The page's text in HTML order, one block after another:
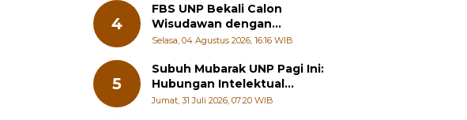
4
FBS UNP Bekali Calon
Wisudawan dengan
Wawasan Karier Global dan
Selasa, 04 Agustus 2026, 16:16 WIB
5
Subuh Mubarak UNP Pagi Ini:
Hubungan Intelektual
dengan Etos Kerja
Jumat, 31 Juli 2026, 07:20 WIB